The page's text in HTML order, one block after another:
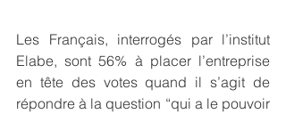
Les Français, interrogés par l’institut
Elabe, sont 56% à placer l’entreprise
en tête des votes quand il s’agit de
répondre à la question “qui a le pouvoir